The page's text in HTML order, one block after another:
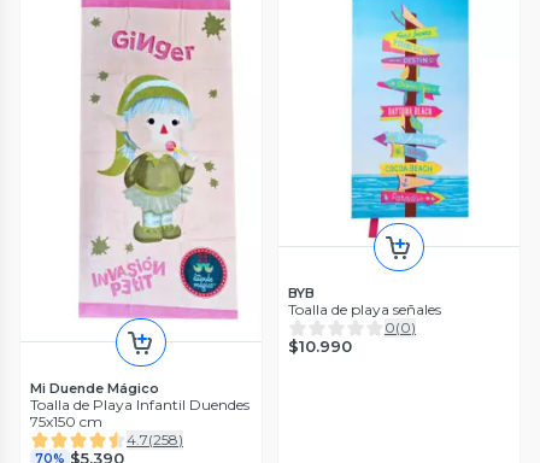
Mi Duende Mágico
Toalla de Playa Infantil Duendes
75x150 cm
4.7(258)
70% $5.390
BYB
Toalla de playa señales
0(0)
$10.990